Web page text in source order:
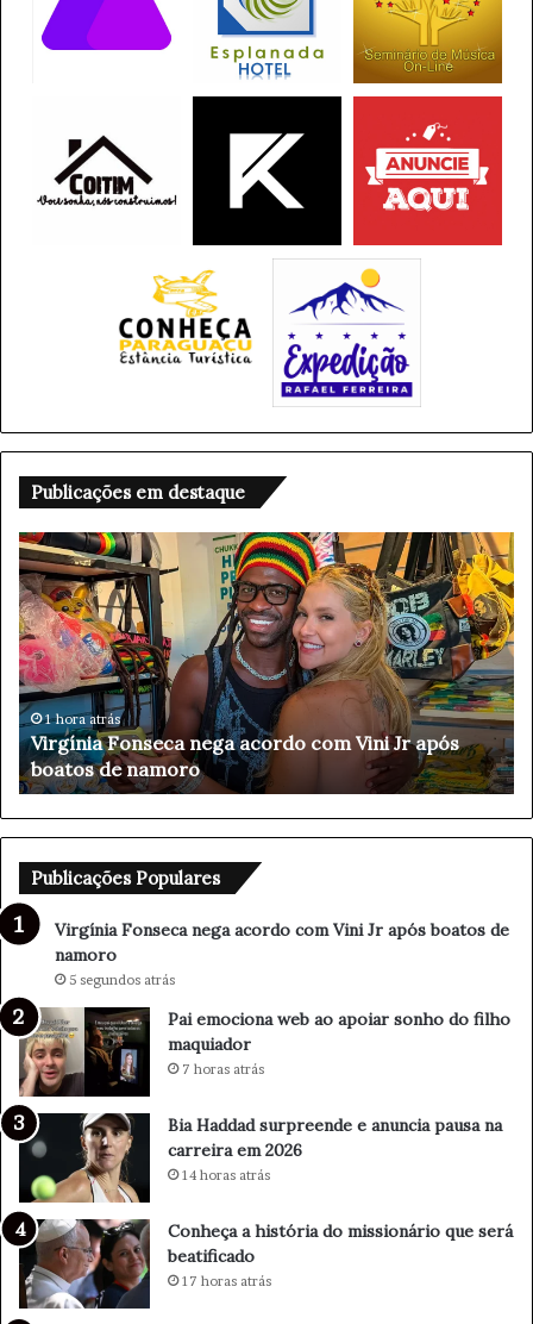
Publicações em destaque
P
a
i
e
m
o
c
i
o
n
a
w
e
b
a
o
p
i
a
r
s
o
o
d
o
f
i
8 horas atrás
Pai emociona web ao apoiar sonho do filho
maquiador
Publicações Populares
Virgínia Fonseca nega acordo com Vini Jr após boatos de
namoro
5 segundos atrás
Pai emociona web ao apoiar sonho do filho
maquiador
7 horas atrás
Bia Haddad surpreende e anuncia pausa na
carreira em 2026
14 horas atrás
Conheça a história do missionário que será
beatificado
17 horas atrás